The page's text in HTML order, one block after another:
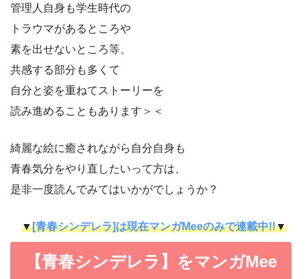
管理人自身も学生時代の
トラウマがあるところや
素を出せないところ等、
共感する部分も多くて
自分と姿を重ねてストーリーを
読み進めることもあります＞＜
綺麗な絵に癒されながら自分自身も
青春気分をやり直したいって方は、
是非一度読んでみてはいかがでしょうか？
▼[青春シンデレラ]は現在マンガMeeのみで連載中!!▼
【青春シンデレラ】をマンガMee